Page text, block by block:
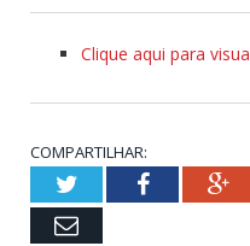
Clique aqui para
COMPARTILHAR:
TwitterFacebook
Email